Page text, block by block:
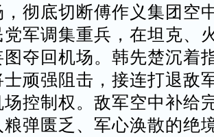
彻底切断傅作义集团空
军调集重兵，在坦克、
夺回机场。韩先楚沉着
士顽强阻击，接连打退敌
控制权。敌军空中补给
粮弹匮乏、军心涣散的绝